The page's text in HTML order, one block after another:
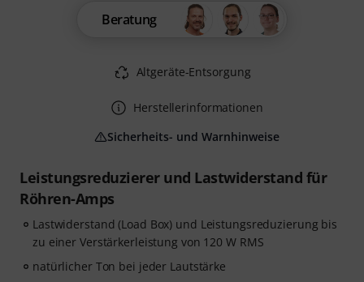
Leistungsreduzierer und Lastwiderstand für
Röhren-Amps
Lastwiderstand (Load Box) und Leistungsreduzierung bis
zu einer Verstärkerleistung von 120 W RMS
natürlicher Ton bei jeder Lautstärke
Beratung
Altgeräte-Entsorgung
Herstellerinformationen
Sicherheits- und Warnhinweise